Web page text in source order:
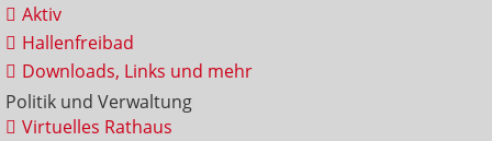
Aktiv
Hallenfreibad
Downloads, Links und mehr
Politik und Verwaltung
Virtuelles Rathaus